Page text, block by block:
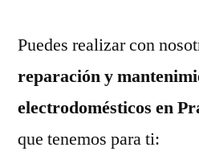
Puedes realizar con
reparación y
electrodomésticos en
que tenemos para ti: